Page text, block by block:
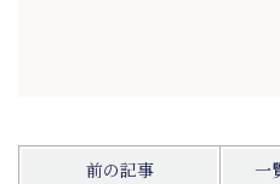
前の記事 一